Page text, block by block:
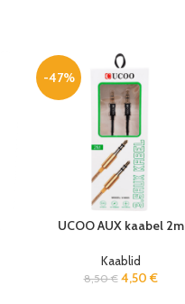
-47%
UCOO AUX kaabel 2m
Kaablid
8,50€ 4,50 €